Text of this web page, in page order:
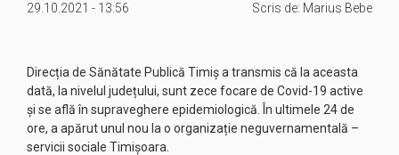
29.10.2021 - 13:56 Scris de: Marius Bebe
Direcția de Sănătate Publică Timiș a transmis că la aceasta
dată, la nivelul județului, sunt zece focare de Covid-19 active
și se află în supraveghere epidemiologică. În ultimele 24 de
ore, a apărut unul nou la o organizație neguvernamentală –
servicii sociale Timișoara.